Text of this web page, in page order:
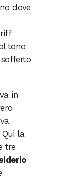
dove
tono
sofferto
in
Qui la
tre